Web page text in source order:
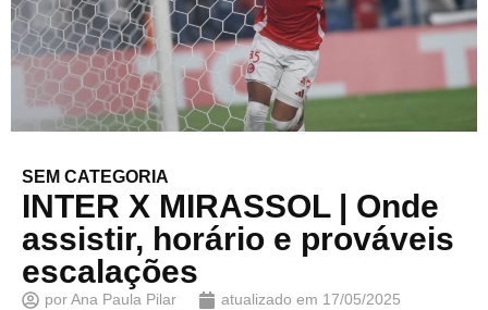
SEM CATEGORIA
INTER X MIRASSOL | Onde
assistir, horário e prováveis
escalações
porAna Paula Pilar atualizado em 17/05/2025